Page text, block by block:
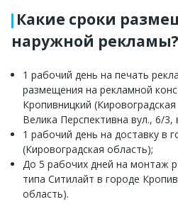
Какие сроки
наружной рекламы?
1 рабочий день на печать
размещения на рекламной
Кропивницкий
Велика Перспективна вул., 6/3,
1 рабочий день на доставку в
(Кировоградская область);
До 5 рабочих дней на монтаж
типа Ситилайт в городе
область).